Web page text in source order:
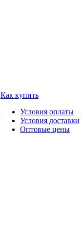
Как купить
Условия оплаты
Условия доставки
Оптовые цены